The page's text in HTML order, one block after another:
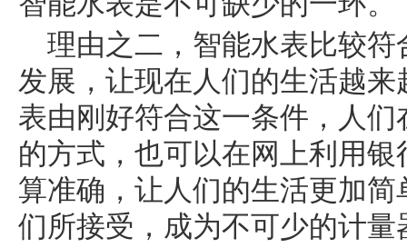
理由之二，智能水表比较
发展，让现在人们的生活越
表由刚好符合这一条件，人
的方式，也可以在网上利用
算准确，让人们的生活更加
们所接受，成为不可少的计量